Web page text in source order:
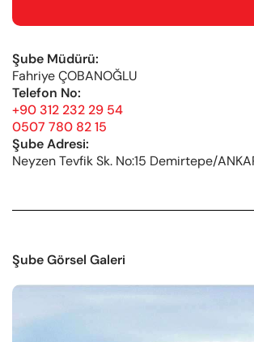
Şube Müdürü:
Fahriye ÇOBANOĞLU
Telefon No:
+90 312 232 29 54
0507 780 82 15
Şube Adresi:
Neyzen Tevfik Sk. No:15 Demirtepe/
Şube Görsel Galeri